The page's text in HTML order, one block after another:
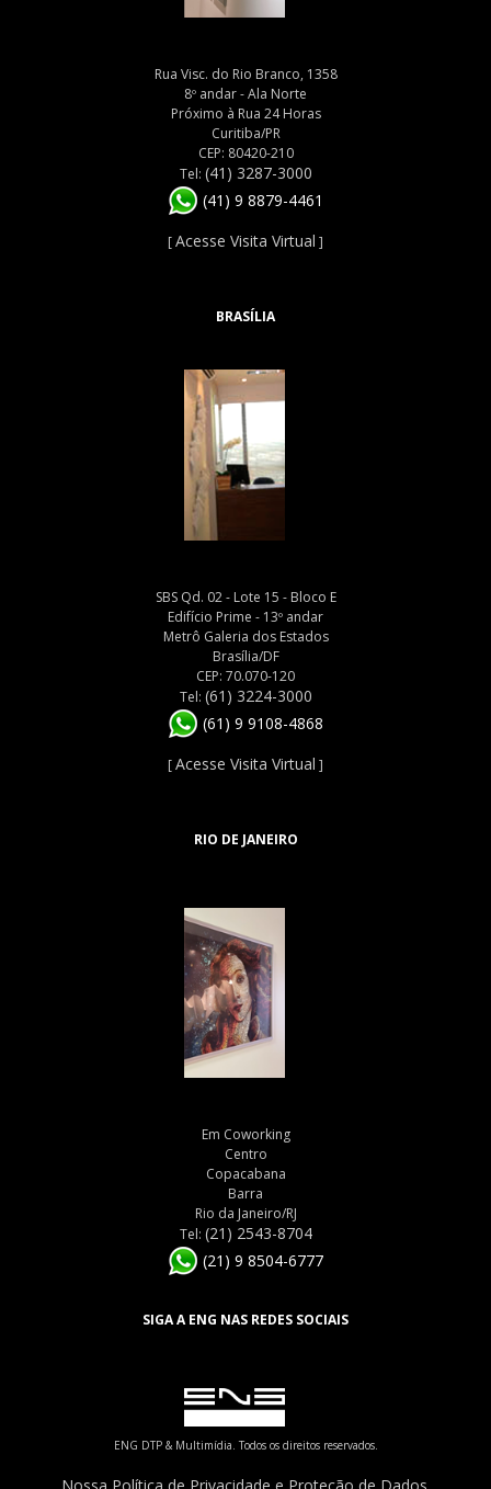
Rua Visc. do Rio Branco, 1358
8º andar - Ala Norte
Próximo à Rua 24 Horas
Curitiba/PR
CEP: 80420-210
Tel: (41) 3287-3000
(41) 9 8879-4461
[Acesse Visita Virtual ]
BRASÍLIA
SBS Qd. 02 - Lote 15 - Bloco E
Edifício Prime - 13º andar
Metrô Galeria dos Estados
Brasília/DF
CEP: 70.070-120
Tel: (61) 3224-3000
(61) 9 9108-4868
[Acesse Visita Virtual ]
RIO DE JANEIRO
Em Coworking
Centro
Copacabana
Barra
Rio da Janeiro/RJ
Tel: (21) 2543-8704
(21) 9 8504-6777
SIGA A ENG NAS REDES SOCIAIS
ENG DTP & Multimídia. Todos os direitos reservados.